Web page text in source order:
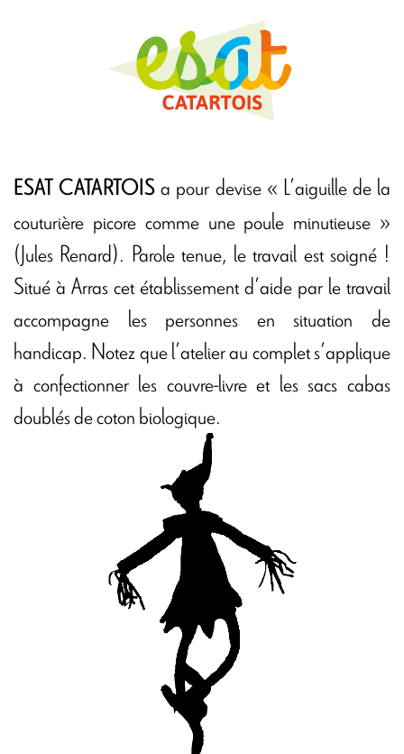
ESAT CATARTOISa pour devise « L’aiguille de la
couturière picore comme une poule minutieuse »
(Jules Renard). Parole tenue, le travail est soigné !
Situé à Arras cet établissement d’aide par le travail
accompagne les personnes en situation de
handicap. Notez que l’atelier au complet s’applique
à confectionner les couvre-livre et les sacs cabas
doublés de coton biologique.